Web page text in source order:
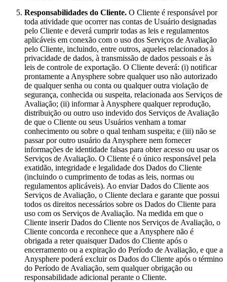
Responsabilidades do Cliente. O Cliente é responsável por
toda atividade que ocorrer nas contas de Usuário designadas
pelo Cliente e deverá cumprir todas as leis e regulamentos
aplicáveis em conexão com o uso dos Serviços de Avaliação
pelo Cliente, incluindo, entre outros, aqueles relacionados à
privacidade de dados, à transmissão de dados pessoais e às
leis de controle de exportação. O Cliente deverá: (i) notificar
prontamente a Anysphere sobre qualquer uso não autorizado
de qualquer senha ou conta ou qualquer outra violação de
segurança, conhecida ou suspeita, relacionada aos Serviços de
Avaliação; (ii) informar à Anysphere qualquer reprodução,
distribuição ou outro uso indevido dos Serviços de Avaliação
de que o Cliente ou seus Usuários venham a tomar
conhecimento ou sobre o qual tenham suspeita; e (iii) não se
passar por outro usuário da Anysphere nem fornecer
informações de identidade falsas para obter acesso ou usar os
Serviços de Avaliação. O Cliente é o único responsável pela
exatidão, integridade e legalidade dos Dados do Cliente
(incluindo o cumprimento de todas as leis, normas ou
regulamentos aplicáveis). Ao enviar Dados do Cliente aos
Serviços de Avaliação, o Cliente declara e garante que possui
todos os direitos necessários sobre os Dados do Cliente para
uso com os Serviços de Avaliação. Na medida em que o
Cliente inserir Dados do Cliente nos Serviços de Avaliação, o
Cliente concorda e reconhece que a Anysphere não é
obrigada a reter quaisquer Dados do Cliente após o
encerramento ou a expiração do Período de Avaliação, e que a
Anysphere poderá excluir os Dados do Cliente após o término
do Período de Avaliação, sem qualquer obrigação ou
responsabilidade adicional perante o Cliente.